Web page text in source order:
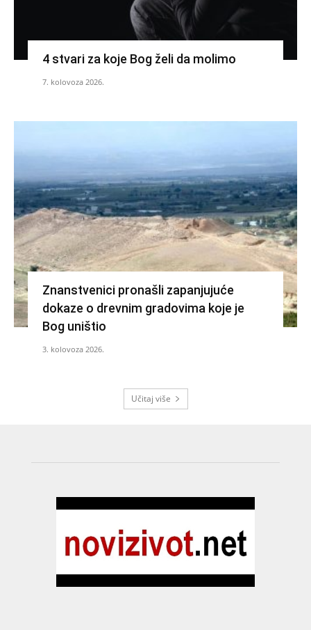
4 stvari za koje Bog želi da molimo
7. kolovoza 2026.
Znanstvenici pronašli zapanjujuće
dokaze o drevnim gradovima koje je
Bog uništio
3. kolovoza 2026.
Učitaj više